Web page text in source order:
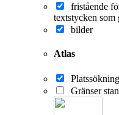
fristående
textstycken
bilder
Atlas
Gränser